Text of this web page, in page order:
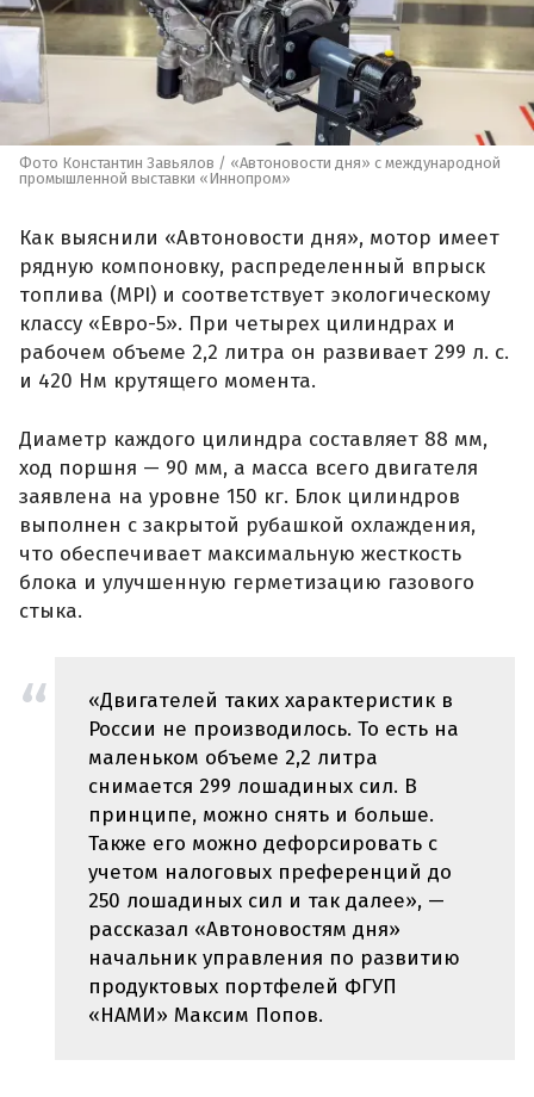
Фото Константин Завьялов / «Автоновости дня» с международной
промышленной выставки «Иннопром»
Как выяснили «Автоновости дня», мотор имеет
рядную компоновку, распределенный впрыск
топлива (MPI) и соответствует экологическому
классу «Евро-5». При четырех цилиндрах и
рабочем объеме 2,2 литра он развивает 299 л. с.
и 420 Нм крутящего момента.
Диаметр каждого цилиндра составляет 88 мм,
ход поршня — 90 мм, а масса всего двигателя
заявлена на уровне 150 кг. Блок цилиндров
выполнен с закрытой рубашкой охлаждения,
что обеспечивает максимальную жесткость
блока и улучшенную герметизацию газового
стыка.
«Двигателей таких характеристик в
России не производилось. То есть на
маленьком объеме 2,2 литра
снимается 299 лошадиных сил. В
принципе, можно снять и больше.
Также его можно дефорсировать с
учетом налоговых преференций до
250 лошадиных сил и так далее», —
рассказал «Автоновостям дня»
начальник управления по развитию
продуктовых портфелей ФГУП
«НАМИ» Максим Попов.